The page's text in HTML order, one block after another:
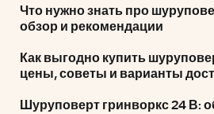
Что нужно знать про
обзор и рекомендации
Как выгодно купить
цены, советы и варианты
Шуруповерт гринворкс 24 В: